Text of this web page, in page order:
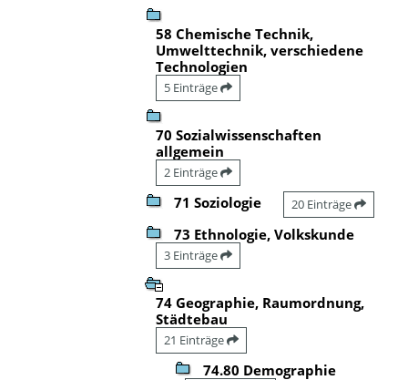
58 Chemische Technik,
Umwelttechnik, verschiedene
Technologien
5 Einträge
70 Sozialwissenschaften
allgemein
2 Einträge
71 Soziologie 20 Einträge
73 Ethnologie, Volkskunde
3 Einträge
74 Geographie, Raumordnung,
Städtebau
21 Einträge
74.80 Demographie